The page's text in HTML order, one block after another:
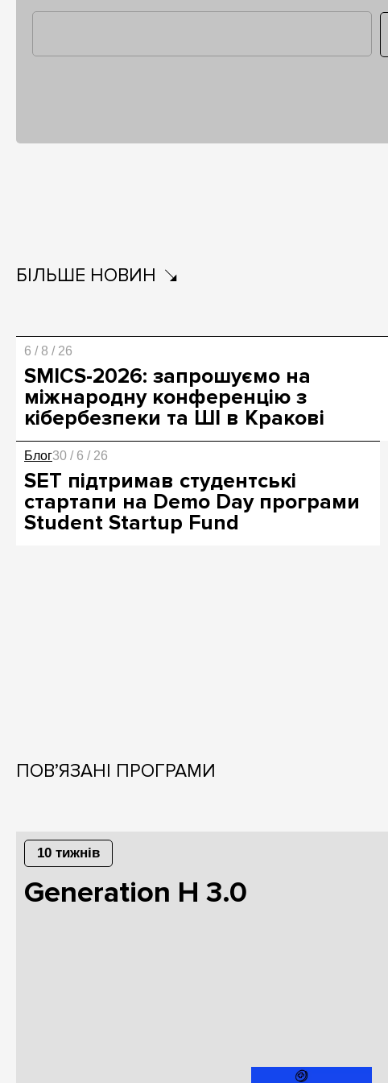
БІЛЬШЕ НОВИН
6 / 8 / 26
SMICS-2026: запрошуємо на
міжнародну конференцію з
кібербезпеки та ШІ в Кракові
Блог30 / 6 / 26
SET підтримав студентські
стартапи на Demo Day програми
Student Startup Fund
ПОВ’ЯЗАНІ ПРОГРАМИ
10 тижнів
Generation H 3.0